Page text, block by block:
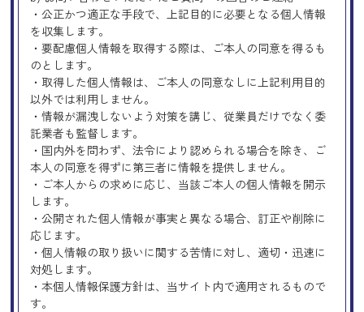
・公正かつ適正な手段で、上記目的に必要となる個人情報
を収集します。
・要配慮個人情報を取得する際は、ご本人の同意を得るも
のとします。
・取得した個人情報は、ご本人の同意なしに上記利用目的
以外では利用しません。
・情報が漏洩しないよう対策を講じ、従業員だけでなく委
託業者も監督します。
・国内外を問わず、法令により認められる場合を除き、ご
本人の同意を得ずに第三者に情報を提供しません。
・ご本人からの求めに応じ、当該ご本人の個人情報を開示
します。
・公開された個人情報が事実と異なる場合、訂正や削除に
応じます。
・個人情報の取り扱いに関する苦情に対し、適切・迅速に
対処します。
・本個人情報保護方針は、当サイト内で適用されるもので
す。